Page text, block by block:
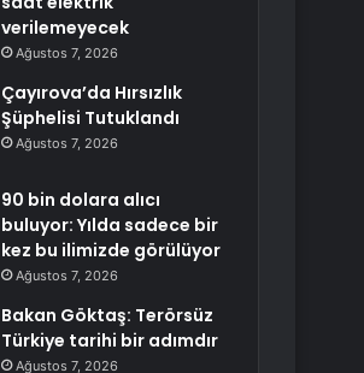
verilemeyecek
Ağustos 7, 2026
Çayırova’da Hırsızlık
Şüphelisi Tutuklandı
Ağustos 7, 2026
90 bin dolara alıcı
buluyor: Yılda sadece bir
kez bu ilimizde görülüyor
Ağustos 7, 2026
Bakan Göktaş: Terörsüz
Türkiye tarihi bir adımdır
Ağustos 7, 2026